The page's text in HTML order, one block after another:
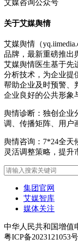
艾媒咨询公众号
关于艾媒舆情
艾媒舆情（
品牌，最新重磅推出
艾媒舆情医生基于先
分析技术，为企业提
帮助企业及时预警、
企业良好的公共形象
舆情诊断：独创企业
调、传播矩阵、用户
舆情咨询：7*24全天
灵活调整策略，提升
集团官网
艾媒智库
媒体关注
中华人民共和国增值
粤ICP备2023121053